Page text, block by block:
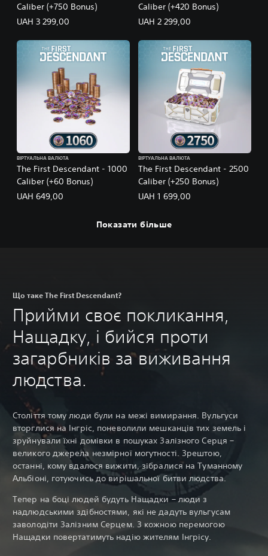
Caliber (+750 Bonus)
UAH 3 299,00
Caliber (+420 Bonus)
UAH 2 299,00
The First Descendant - 1000
Caliber (+60 Bonus)
ВІРТУАЛЬНА ВАЛЮТА
UAH 649,00
The First Descendant - 2500
Caliber (+250 Bonus)
ВІРТУАЛЬНА ВАЛЮТА
UAH 1 699,00
Показати більше
Що таке The First Descendant?
Прийми своє покликання,
Нащадку, і бийся проти
загарбників за виживання
людства.
Століття тому люди були на межі вимирання. Вульгуси
вторглися на Інгріс, поневолили мешканців тих земель і
зруйнували їхні домівки в пошуках Залізного Серця –
великого джерела незмірної могутності. Зрештою,
останні, кому вдалося вижити, зібралися на Туманному
Альбіоні, готуючись до вирішальної битви людства.
Тепер на боці людей будуть Нащадки – люди з
надлюдськими здібностями, які не дадуть вульгусам
заволодіти Залізним Серцем. З кожною перемогою
Нащадки повертатимуть надію жителям Інгрісу.